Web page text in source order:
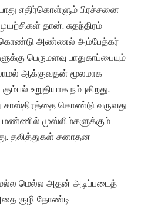
எதிர்கொள்ளும் பிரச்சனை
தான். சுதந்திரம்
உள் கொண்டு அண்ணல் அம்பேத்கர்
பெருமளவு பாதுகாப்பையும்
ஆக்குவதன் மூலமாக
உறுதியாக நம்புகிறது.
சாஸ்திரத்தை கொண்டு வருவது
முஸ்லிம்களுக்கும்
தலித்துகள் சனாதன
மெல்ல அதன் அடிப்படைத்
குழி தோண்டி